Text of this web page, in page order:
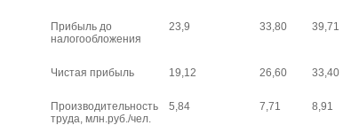
Прибыль до
налогообложения
23,9 33,80 39,71
Чистая прибыль 19,12 26,60 33,40
Производительность
труда, млн.руб./чел.
5,84 7,71 8,91